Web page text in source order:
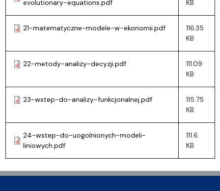
evolutionary-equations.pdf KB
21-matematyczne-modele-w-ekonomii.pdf
116.35
KB
22-metody-analizy-decyzji.pdf
111.09
KB
23-wstep-do-analizy-funkcjonalnej.pdf
115.75
KB
24-wstep-do-uogolnionych-modeli-
liniowych.pdf
111.6
KB